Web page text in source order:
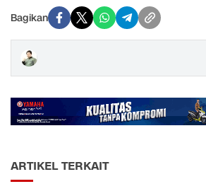
Bagikan
ARTIKEL TERKAIT